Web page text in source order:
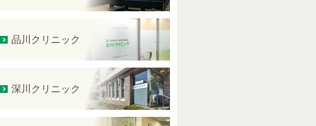
品川クリニック
深川クリニック